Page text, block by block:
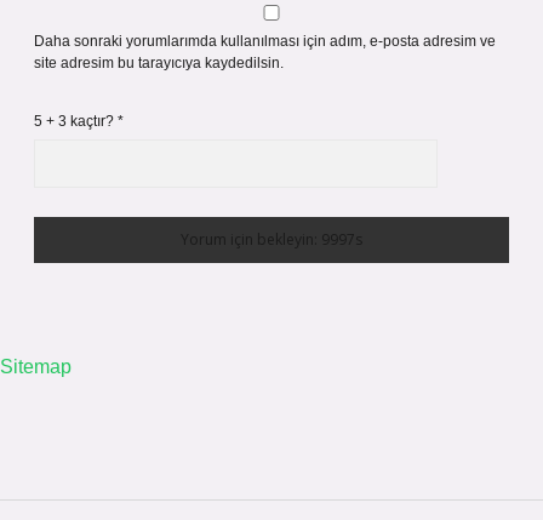
Daha sonraki yorumlarımda kullanılması için adım, e-posta adresim ve
site adresim bu tarayıcıya kaydedilsin.
5 + 3 kaçtır? *
Sitemap